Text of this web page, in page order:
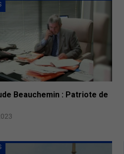
Beauchemin : Patriote de